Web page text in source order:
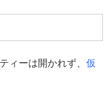
ィーは開かれず、 仮